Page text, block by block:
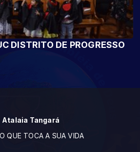
DISTRITO DE PROGRESSO
Atalaia Tangará
QUE TOCA A SUA VIDA